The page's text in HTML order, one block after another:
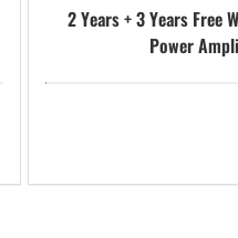
2 Years + 3 Years Free
Power